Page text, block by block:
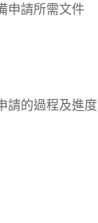
申請所需文件
請的過程及進度